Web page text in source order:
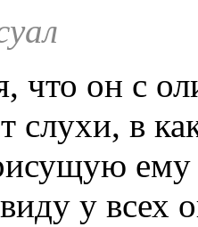
что он с
слухи, в
ему
у всех